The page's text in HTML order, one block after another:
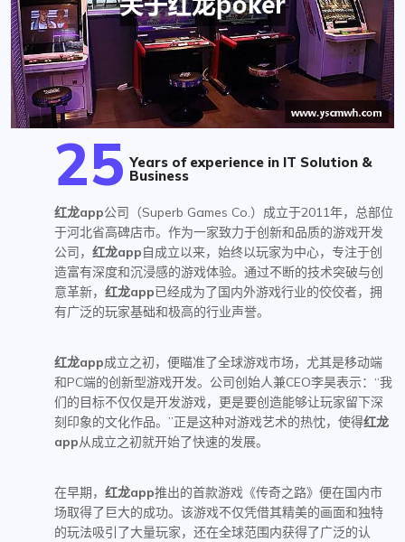
25 Years of experience in IT Solution &
Business
红龙app公司（Superb Games Co.）成立于2011年，总部位
于河北省高碑店市。作为一家致力于创新和品质的游戏开发
公司， 红龙app自成立以来，始终以玩家为中心，专注于创
造富有深度和沉浸感的游戏体验。通过不断的技术突破与创
意革新， 红龙app已经成为了国内外游戏行业的佼佼者，拥
有广泛的玩家基础和极高的行业声誉。
红龙app成立之初，便瞄准了全球游戏市场，尤其是移动端
和PC端的创新型游戏开发。公司创始人兼CEO李昊表示：“我
们的目标不仅仅是开发游戏，更是要创造能够让玩家留下深
刻印象的文化作品。”正是这种对游戏艺术的热忱，使得红龙
app从成立之初就开始了快速的发展。
在早期， 红龙app推出的首款游戏《传奇之路》便在国内市
场取得了巨大的成功。该游戏不仅凭借其精美的画面和独特
的玩法吸引了大量玩家，还在全球范围内获得了广泛的认